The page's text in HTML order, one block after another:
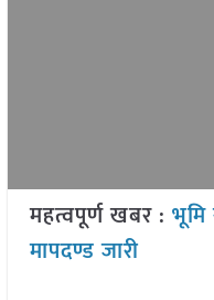
महत्वपूर्ण खबर : भूमि
मापदण्ड जारी